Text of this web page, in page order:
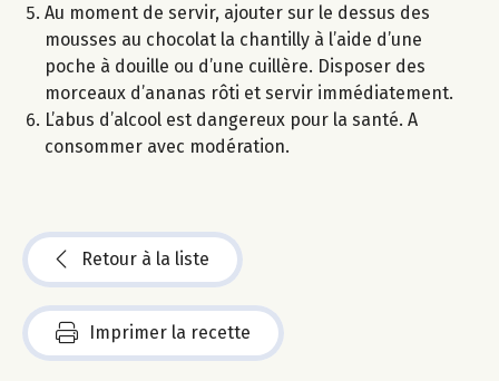
Au moment de servir, ajouter sur le dessus des
mousses au chocolat la chantilly à l’aide d’une
poche à douille ou d’une cuillère. Disposer des
morceaux d’ananas rôti et servir immédiatement.
L’abus d’alcool est dangereux pour la santé. A
consommer avec modération.
Retour à la liste
Imprimer la recette